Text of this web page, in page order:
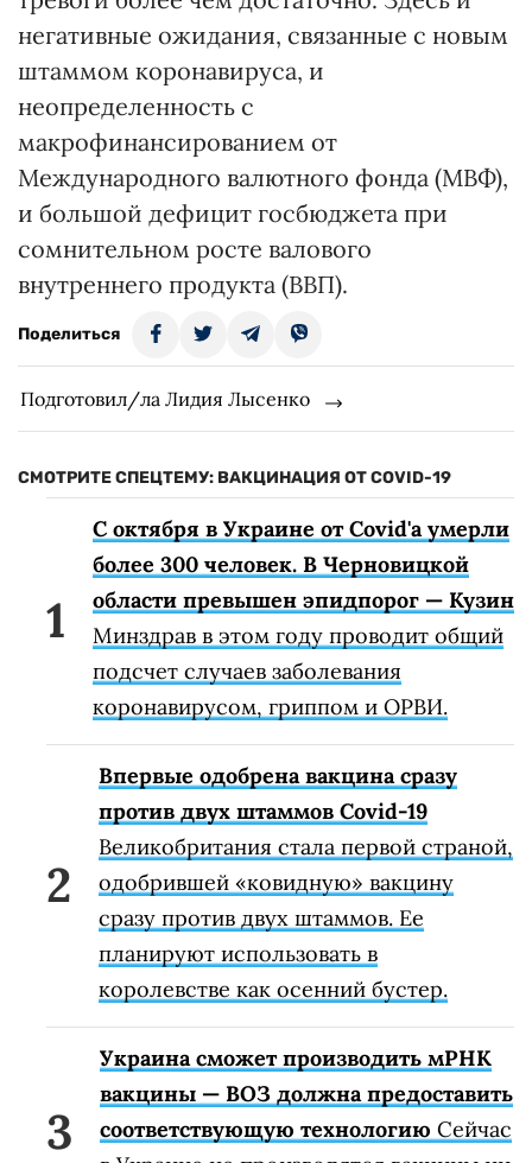
негативные ожидания, связанные с новым
штаммом коронавируса, и
неопределенность с
макрофинансированием от
Международного валютного фонда (МВФ),
и большой дефицит госбюджета при
сомнительном росте валового
внутреннего продукта (ВВП).
Поделиться
Подготовил/ла Лидия Лысенко
СМОТРИТЕ СПЕЦТЕМУ: ВАКЦИНАЦИЯ ОТ COVID-19
С октября в Украине от Covid'а умерли
более 300 человек. В Черновицкой
области превышен эпидпорог — Кузин
Минздрав в этом году проводит общий
подсчет случаев заболевания
коронавирусом, гриппом и ОРВИ.
Впервые одобрена вакцина сразу
против двух штаммов Covid-19
Великобритания стала первой страной,
одобрившей «ковидную» вакцину
сразу против двух штаммов. Ее
планируют использовать в
королевстве как осенний бустер.
Украина сможет производить мРНК
вакцины — ВОЗ должна предоставить
соответствующую технологию Сейчас